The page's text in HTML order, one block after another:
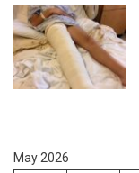
May 2026